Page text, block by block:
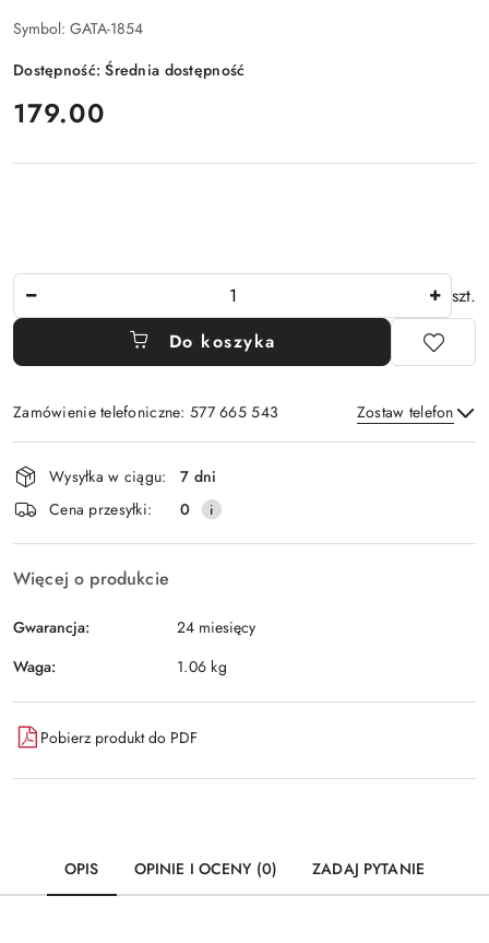
Symbol: GATA-1854
Dostępność:Średnia dostępność
cena:
179.00
szt.
Do koszyka
Zamówienie telefoniczne: 577 665 543 Zostaw telefon
Wyślij
Dostępność
i
dostawa
Wysyłka w ciągu:
7 dni
Cena przesyłki:
0
Więcej o produkcie
Gwarancja:
24 miesięcy
Waga:
1.06 kg
Pobierz produkt do PDF
OPIS OPINIE I OCENY (0) ZADAJ PYTANIE